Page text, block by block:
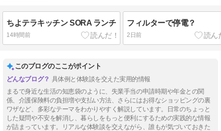
ちよテラキッチン SORA ランチ
14時間前
フィルターで停電？
2日前
このブログのここがポイント
具体例と体験談を交えた実用的情報
まるで身近な生活の知恵袋のように、失業手当の申請時期や年金との関
係、介護保険料の負担増や支払い方法、さらにはお得なショッピングの裏
ワザなど、多彩なテーマをわかりやすく解説しています。日常のちょっと
した疑問や不安を解消し、暮らしをもっと便利にするための実践的な情報
が詰まっています。リアルな体験談を交えながら、誰もが気づいておきた